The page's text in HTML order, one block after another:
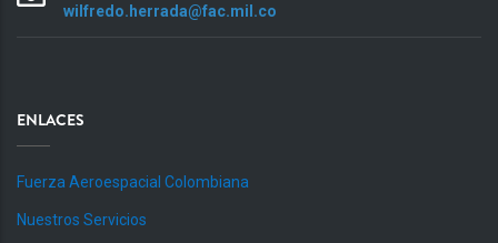
wilfredo.herrada@fac.mil.co
ENLACES
Fuerza Aeroespacial Colombiana
Nuestros Servicios